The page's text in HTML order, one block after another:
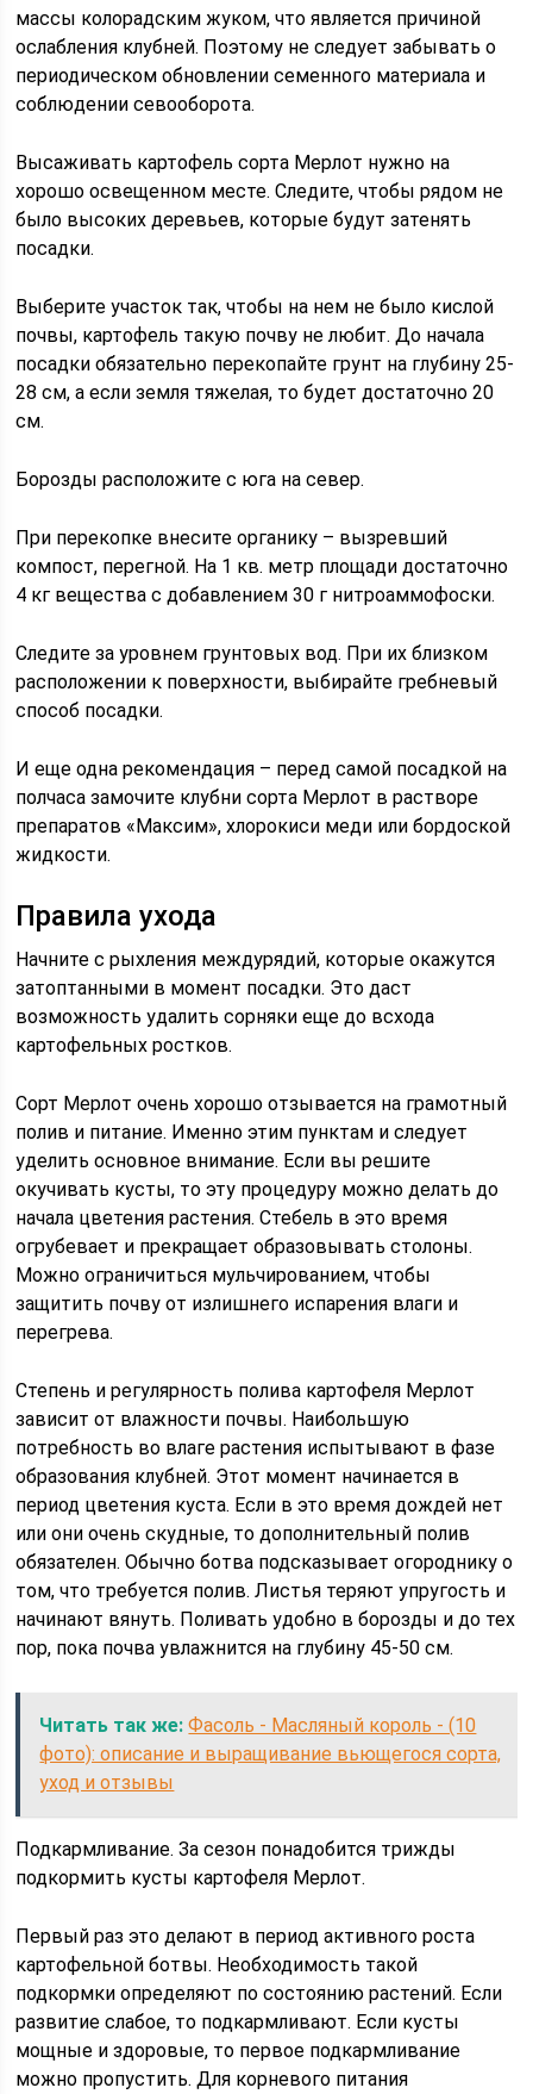
массы колорадским жуком, что является причиной
ослабления клубней. Поэтому не следует забывать о
периодическом обновлении семенного материала и
соблюдении севооборота.
Высаживать картофель сорта Мерлот нужно на
хорошо освещенном месте. Следите, чтобы рядом не
было высоких деревьев, которые будут затенять
посадки.
Выберите участок так, чтобы на нем не было кислой
почвы, картофель такую почву не любит. До начала
посадки обязательно перекопайте грунт на глубину 25-
28 см, а если земля тяжелая, то будет достаточно 20
см.
Борозды расположите с юга на север.
При перекопке внесите органику – вызревший
компост, перегной. На 1 кв. метр площади достаточно
4 кг вещества с добавлением 30 г нитроаммофоски.
Следите за уровнем грунтовых вод. При их близком
расположении к поверхности, выбирайте гребневый
способ посадки.
И еще одна рекомендация – перед самой посадкой на
полчаса замочите клубни сорта Мерлот в растворе
препаратов «Максим», хлорокиси меди или бордоской
жидкости.
Правила ухода
Начните с рыхления междурядий, которые окажутся
затоптанными в момент посадки. Это даст
возможность удалить сорняки еще до всхода
картофельных ростков.
Сорт Мерлот очень хорошо отзывается на грамотный
полив и питание. Именно этим пунктам и следует
уделить основное внимание. Если вы решите
окучивать кусты, то эту процедуру можно делать до
начала цветения растения. Стебель в это время
огрубевает и прекращает образовывать столоны.
Можно ограничиться мульчированием, чтобы
защитить почву от излишнего испарения влаги и
перегрева.
Степень и регулярность полива картофеля Мерлот
зависит от влажности почвы. Наибольшую
потребность во влаге растения испытывают в фазе
образования клубней. Этот момент начинается в
период цветения куста. Если в это время дождей нет
или они очень скудные, то дополнительный полив
обязателен. Обычно ботва подсказывает огороднику о
том, что требуется полив. Листья теряют упругость и
начинают вянуть. Поливать удобно в борозды и до тех
пор, пока почва увлажнится на глубину 45-50 см.
Читать так же: Фасоль - Масляный король - (10
фото): описание и выращивание вьющегося сорта,
уход и отзывы
Подкармливание. За сезон понадобится трижды
подкормить кусты картофеля Мерлот.
Первый раз это делают в период активного роста
картофельной ботвы. Необходимость такой
подкормки определяют по состоянию растений. Если
развитие слабое, то подкармливают. Если кусты
мощные и здоровые, то первое подкармливание
можно пропустить. Для корневого питания